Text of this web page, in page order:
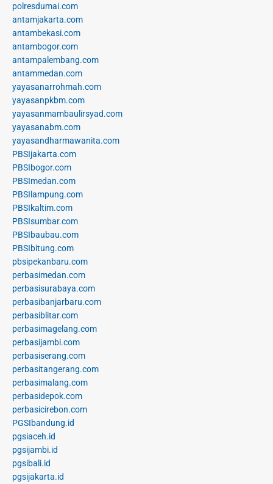
polresdumai.com
antamjakarta.com
antambekasi.com
antambogor.com
antampalembang.com
antammedan.com
yayasanarrohmah.com
yayasanpkbm.com
yayasanmambaulirsyad.com
yayasanabm.com
yayasandharmawanita.com
PBSIjakarta.com
PBSIbogor.com
PBSImedan.com
PBSIlampung.com
PBSIkaltim.com
PBSIsumbar.com
PBSIbaubau.com
PBSIbitung.com
pbsipekanbaru.com
perbasimedan.com
perbasisurabaya.com
perbasibanjarbaru.com
perbasiblitar.com
perbasimagelang.com
perbasijambi.com
perbasiserang.com
perbasitangerang.com
perbasimalang.com
perbasidepok.com
perbasicirebon.com
PGSIbandung.id
pgsiaceh.id
pgsijambi.id
pgsibali.id
pgsijakarta.id